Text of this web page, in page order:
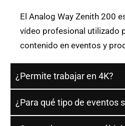
El Analog Way Zenith 200
vídeo profesional utilizado
contenido en eventos y
¿Permite trabajar en 4K?
¿Para qué tipo de eventos